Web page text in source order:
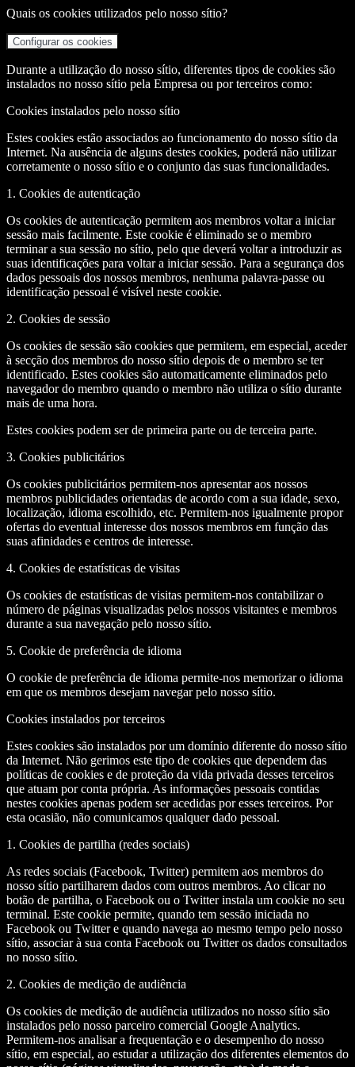
Quais os cookies utilizados pelo nosso sítio?
Configurar os cookies
Durante a utilização do nosso sítio, diferentes tipos de cookies são
instalados no nosso sítio pela Empresa ou por terceiros como:
Cookies instalados pelo nosso sítio
Estes cookies estão associados ao funcionamento do nosso sítio da
Internet. Na ausência de alguns destes cookies, poderá não utilizar
corretamente o nosso sítio e o conjunto das suas funcionalidades.
1. Cookies de autenticação
Os cookies de autenticação permitem aos membros voltar a iniciar
sessão mais facilmente. Este cookie é eliminado se o membro
terminar a sua sessão no sítio, pelo que deverá voltar a introduzir as
suas identificações para voltar a iniciar sessão. Para a segurança dos
dados pessoais dos nossos membros, nenhuma palavra-passe ou
identificação pessoal é visível neste cookie.
2. Cookies de sessão
Os cookies de sessão são cookies que permitem, em especial, aceder
à secção dos membros do nosso sítio depois de o membro se ter
identificado. Estes cookies são automaticamente eliminados pelo
navegador do membro quando o membro não utiliza o sítio durante
mais de uma hora.
Estes cookies podem ser de primeira parte ou de terceira parte.
3. Cookies publicitários
Os cookies publicitários permitem-nos apresentar aos nossos
membros publicidades orientadas de acordo com a sua idade, sexo,
localização, idioma escolhido, etc. Permitem-nos igualmente propor
ofertas do eventual interesse dos nossos membros em função das
suas afinidades e centros de interesse.
4. Cookies de estatísticas de visitas
Os cookies de estatísticas de visitas permitem-nos contabilizar o
número de páginas visualizadas pelos nossos visitantes e membros
durante a sua navegação pelo nosso sítio.
5. Cookie de preferência de idioma
O cookie de preferência de idioma permite-nos memorizar o idioma
em que os membros desejam navegar pelo nosso sítio.
Cookies instalados por terceiros
Estes cookies são instalados por um domínio diferente do nosso sítio
da Internet. Não gerimos este tipo de cookies que dependem das
políticas de cookies e de proteção da vida privada desses terceiros
que atuam por conta própria. As informações pessoais contidas
nestes cookies apenas podem ser acedidas por esses terceiros. Por
esta ocasião, não comunicamos qualquer dado pessoal.
1. Cookies de partilha (redes sociais)
As redes sociais (Facebook, Twitter) permitem aos membros do
nosso sítio partilharem dados com outros membros. Ao clicar no
botão de partilha, o Facebook ou o Twitter instala um cookie no seu
terminal. Este cookie permite, quando tem sessão iniciada no
Facebook ou Twitter e quando navega ao mesmo tempo pelo nosso
sítio, associar à sua conta Facebook ou Twitter os dados consultados
no nosso sítio.
2. Cookies de medição de audiência
Os cookies de medição de audiência utilizados no nosso sítio são
instalados pelo nosso parceiro comercial Google Analytics.
Permitem-nos analisar a frequentação e o desempenho do nosso
sítio, em especial, ao estudar a utilização dos diferentes elementos do